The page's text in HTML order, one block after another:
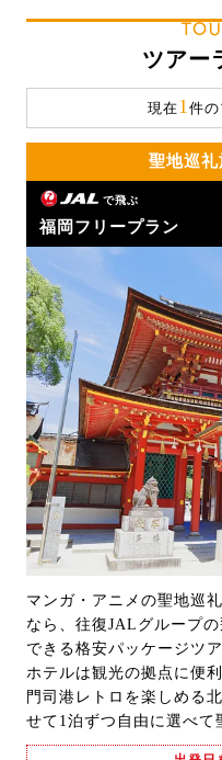
ツアー
現在1 件
聖地巡
で飛ぶ
福岡フリープラン
マンガ・アニメの聖地巡
なら、往復JALグループ
できる格安パッケージツ
ホテルは観光の拠点に便
門司港レトロを楽しめる
せて1泊ずつ自由に選べて